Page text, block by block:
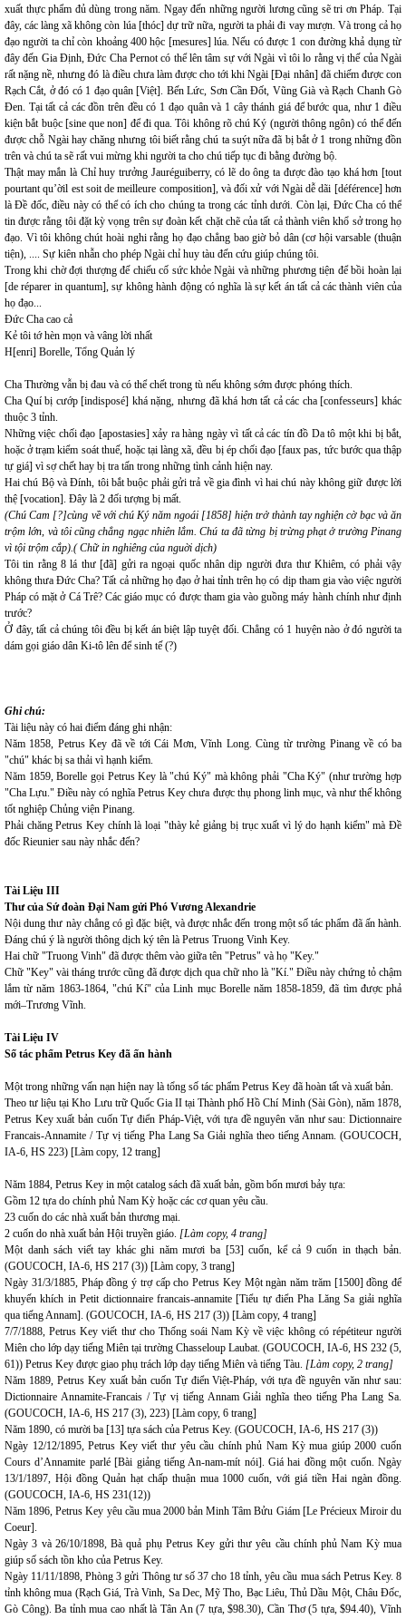
xuất thực phẩm đủ dùng trong năm. Ngay đến những người lương cũng sẽ tri ơn Pháp. Tại
đây, các làng xã không còn lúa [thóc] dự trữ nữa, người ta phải đi vay mượn. Và trong cả họ
đạo người ta chỉ còn khoảng 400 hộc [mesures] lúa. Nếu có được 1 con đường khả dụng từ
đây đến Gia Định, Đức Cha Pernot có thể lên tâm sự với Ngài vì tôi lo rằng vị thế của Ngài
rất nặng nề, nhưng đó là điều chưa làm được cho tới khi Ngài [Đại nhân] đã chiếm được con
Rạch Cắt, ở đó có 1 đạo quân [Việt]. Bến Lức, Sơn Cần Đốt, Vũng Già và Rạch Chanh Gò
Đen. Tại tất cả các đồn trên đều có 1 đạo quân và 1 cây thánh giá để bước qua, như 1 điều
kiện bắt buộc [sine que non] để đi qua. Tôi không rõ chú Ký (người thông ngôn) có thể đến
được chỗ Ngài hay chăng nhưng tôi biết rằng chú ta suýt nữa đã bị bắt ở 1 trong những đồn
trên và chú ta sẽ rất vui mừng khi người ta cho chú tiếp tục đi bằng đường bộ.
Thật may mắn là Chỉ huy trưởng Jauréguiberry, có lẽ do ông ta được đào tạo khá hơn [tout
pourtant qu’ờil est soit de meilleure composition], và đối xử với Ngài dễ dãi [déférence] hơn
là Đề đốc, điều này có thể có ích cho chúng ta trong các tỉnh dưới. Còn lại, Đức Cha có thể
tin được rằng tôi đặt kỳ vọng trên sự đoàn kết chặt chẽ của tất cả thành viên khổ sở trong họ
đạo. Vì tôi không chút hoài nghi rằng họ đạo chẳng bao giờ bỏ dân (cơ hội varsable (thuận
tiện), .... Sự kiên nhẫn cho phép Ngài chỉ huy tàu đến cứu giúp chúng tôi.
Trong khi chờ đợi thượng đế chiếu cố sức khỏe Ngài và những phương tiện để bồi hoàn lại
[de réparer in quantum], sự không hành động có nghĩa là sự kết án tất cả các thành viên của
họ đạo...
Đức Cha cao cả
Kẻ tôi tớ hèn mọn và vâng lời nhất
H[enri] Borelle, Tổng Quản lý
Cha Thường vẫn bị đau và có thể chết trong tù nếu không sớm được phóng thích.
Cha Quí bị cướp [indisposé] khá nặng, nhưng đã khá hơn tất cả các cha [confesseurs] khác
thuộc 3 tỉnh.
Những việc chối đạo [apostasies] xảy ra hàng ngày vì tất cả các tín đồ Da tô một khi bị bắt,
hoặc ở trạm kiểm soát thuế, hoặc tại làng xã, đều bị ép chối đạo [faux pas, tức bước qua thập
tự giá] vì sợ chết hay bị tra tấn trong những tình cảnh hiện nay.
Hai chú Bộ và Đính, tôi bắt buộc phải gửi trả về gia đình vì hai chú này không giữ được lời
thệ [vocation]. Đây là 2 đối tượng bị mất.
(Chú Cam [?]cùng về với chú Ký năm ngoái [1858] hiện trở thành tay nghiện cờ bạc và ăn
trộm lớn, và tôi cũng chẳng ngạc nhiên lắm. Chú ta đã từng bị trừng phạt ở trường Pinang
vì tội trộm cắp).( Chữ in nghiêng của nguời dịch)
Tôi tin rằng 8 lá thư [đã] gửi ra ngoại quốc nhân dịp người đưa thư Khiêm, có phải vậy
không thưa Đức Cha? Tất cả những họ đạo ở hai tỉnh trên họ có dịp tham gia vào việc người
Pháp có mặt ở Cá Trê? Các giáo mục có được tham gia vào guồng máy hành chính như định
trước?
Ở đây, tất cả chúng tôi đều bị kết án biệt lập tuyệt đối. Chẳng có 1 huyện nào ở đó người ta
dám gọi giáo dân Ki-tô lên để sinh tế (?)
Ghi chú:
Tài liệu này có hai điểm đáng ghi nhận:
Năm 1858, Petrus Key đã về tới Cái Mơn, Vĩnh Long. Cùng từ trường Pinang về có ba
"chú" khác bị sa thải vì hạnh kiểm.
Năm 1859, Borelle gọi Petrus Key là "chú Ký" mà không phải "Cha Ký" (như trường hợp
"Cha Lựu." Điều này có nghĩa Petrus Key chưa được thụ phong linh mục, và như thế không
tốt nghiệp Chủng viện Pinang.
Phải chăng Petrus Key chính là loại "thày kẻ giảng bị trục xuất vì lý do hạnh kiểm" mà Đề
đốc Rieunier sau này nhắc đến?
Tài Liệu III
Thư của Sứ đoàn Đại Nam gửi Phó Vương Alexandrie
Nội dung thư này chẳng có gì đặc biệt, và được nhắc đến trong một số tác phẩm đã ấn hành.
Đáng chú ý là người thông dịch ký tên là Petrus Truong Vinh Key.
Hai chữ "Truong Vinh" đã được thêm vào giữa tên "Petrus" và họ "Key."
Chữ "Key" vài tháng trước cũng đã được dịch qua chữ nho là "Kí." Điều này chứng tỏ chậm
lắm từ năm 1863-1864, "chú Kí" của Linh mục Borelle năm 1858-1859, đã tìm được phả
mới–Trương Vĩnh.
Tài Liệu IV
Số tác phẩm Petrus Key đã ấn hành
Một trong những vấn nạn hiện nay là tổng số tác phẩm Petrus Key đã hoàn tất và xuất bản.
Theo tư liệu tại Kho Lưu trữ Quốc Gia II tại Thành phố Hồ Chí Minh (Sài Gòn), năm 1878,
Petrus Key xuất bản cuốn Tự điển Pháp-Việt, với tựa đề nguyên văn như sau: Dictionnaire
Francais-Annamite / Tự vị tiếng Pha Lang Sa Giải nghĩa theo tiếng Annam. (GOUCOCH,
IA-6, HS 223) [Làm copy, 12 trang]
Năm 1884, Petrus Key in một catalog sách đã xuất bản, gồm bốn mươi bảy tựa:
Gồm 12 tựa do chính phủ Nam Kỳ hoặc các cơ quan yêu cầu.
23 cuốn do các nhà xuất bản thương mại.
2 cuốn do nhà xuất bản Hội truyền giáo. [Làm copy, 4 trang]
Một danh sách viết tay khác ghi năm mươi ba [53] cuốn, kể cả 9 cuốn in thạch bản.
(GOUCOCH, IA-6, HS 217 (3)) [Làm copy, 3 trang]
Ngày 31/3/1885, Pháp đồng ý trợ cấp cho Petrus Key Một ngàn năm trăm [1500] đồng để
khuyến khích in Petit dictionnaire francais-annamite [Tiểu tự điển Pha Lăng Sa giải nghĩa
qua tiếng Annam]. (GOUCOCH, IA-6, HS 217 (3)) [Làm copy, 4 trang]
7/7/1888, Petrus Key viết thư cho Thống soái Nam Kỳ về việc không có répétiteur người
Miên cho lớp dạy tiếng Miên tại trường Chasseloup Laubat. (GOUCOCH, IA-6, HS 232 (5,
61)) Petrus Key được giao phụ trách lớp dạy tiếng Miên và tiếng Tàu. [Làm copy, 2 trang]
Năm 1889, Petrus Key xuất bản cuốn Tự điển Việt-Pháp, với tựa đề nguyên văn như sau:
Dictionnaire Annamite-Francais / Tự vị tiếng Annam Giải nghĩa theo tiếng Pha Lang Sa.
(GOUCOCH, IA-6, HS 217 (3), 223) [Làm copy, 6 trang]
Năm 1890, có mười ba [13] tựa sách của Petrus Key. (GOUCOCH, IA-6, HS 217 (3))
Ngày 12/12/1895, Petrus Key viết thư yêu cầu chính phủ Nam Kỳ mua giúp 2000 cuốn
Cours d’Annamite parlé [Bài giảng tiếng An-nam-mít nói]. Giá hai đồng một cuốn. Ngày
13/1/1897, Hội đồng Quản hạt chấp thuận mua 1000 cuốn, với giá tiền Hai ngàn đồng.
(GOUCOCH, IA-6, HS 231(12))
Năm 1896, Petrus Key yêu cầu mua 2000 bản Minh Tâm Bửu Giám [Le Précieux Miroir du
Coeur].
Ngày 3 và 26/10/1898, Bà quả phụ Petrus Key gửi thư yêu cầu chính phủ Nam Kỳ mua
giúp số sách tồn kho của Petrus Key.
Ngày 11/11/1898, Phòng 3 gửi Thông tư số 37 cho 18 tỉnh, yêu cầu mua sách Petrus Key. 8
tỉnh không mua (Rạch Giá, Trà Vinh, Sa Dec, Mỹ Tho, Bạc Liêu, Thủ Dầu Một, Châu Đốc,
Gò Công). Ba tỉnh mua cao nhất là Tân An (7 tựa, $98.30), Cần Thơ (5 tựa, $94.40), Vĩnh